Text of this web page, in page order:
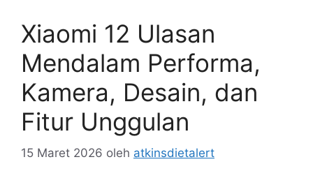
Xiaomi 12 Ulasan
Mendalam Performa,
Kamera, Desain, dan
Fitur Unggulan
15 Maret 2026 oleh atkinsdietalert